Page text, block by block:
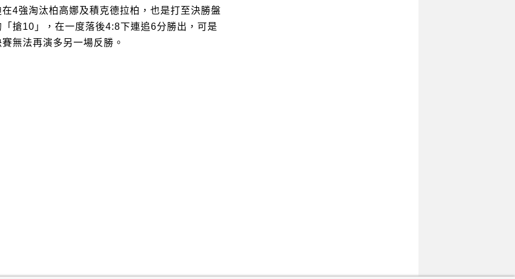
在4強淘汰柏高娜及積克德拉柏，也是打至決勝盤
「搶10」，在一度落後4:8下連追6分勝出，可是
賽無法再演多另一場反勝。